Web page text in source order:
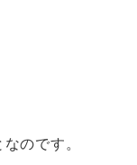
のです。